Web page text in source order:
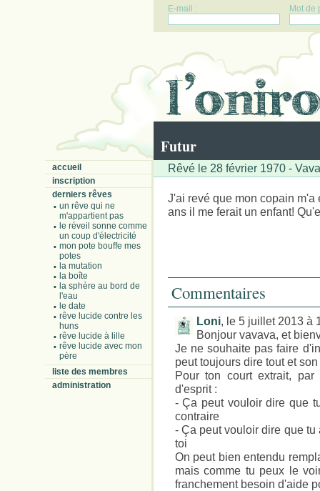
E-mail : Mot de
Futur
accueil
inscription
derniers rêves
un rêve qui ne
m'appartient pas
le réveil sonne comme
un coup d'électricité
mon pote bouffe mes
potes
la mutation
la boîte
la sphère au bord de
l'eau
le date
rêve lucide contre les
huns
rêve lucide à lille
rêve lucide avec mon
père
liste des membres
administration
Rêvé le 28 février 1970 -
J'ai revé que mon copain
ans il me ferait un enfant!
Commentaires
Loni, le 5 juillet 2013 à
Bonjour vavava, et
Je ne souhaite pas faire
peut toujours dire tout et
Pour ton court extrait,
d'esprit :
- Ça peut vouloir dire que
contraire
- Ça peut vouloir dire que
toi
On peut bien entendu
mais comme tu peux le
franchement besoin d'aide